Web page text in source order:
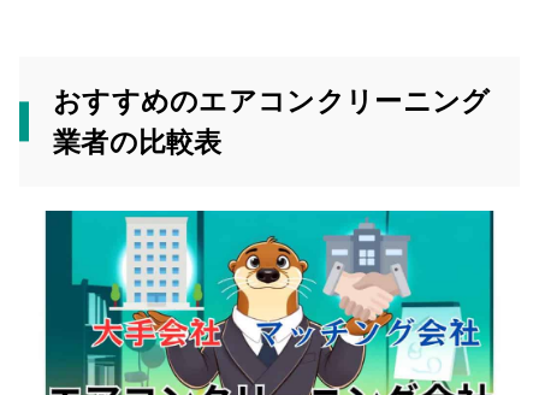
おすすめのエアコンクリーニング
業者の比較表